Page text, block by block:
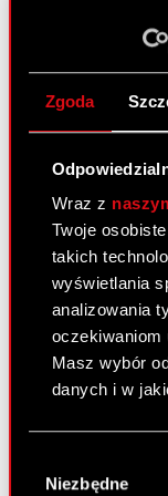
Zgoda
Wraz z
Twoje
takich
wyświetlania
analizowania
oczekiwaniom
Masz wybór
danych i w
zgody
Niezbędne
Raport
PDF
5%
Raport
28 czerwca